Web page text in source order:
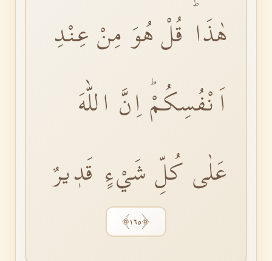
هٰذَاؕ قُلْ هُوَ مِنْ عِنْدِ
اَنْفُسِكُمْؕ اِنَّ اللّٰهَ
عَلٰى كُلِّ شَيْءٍ قَدٖيرٌ
﴿١٦٥﴾